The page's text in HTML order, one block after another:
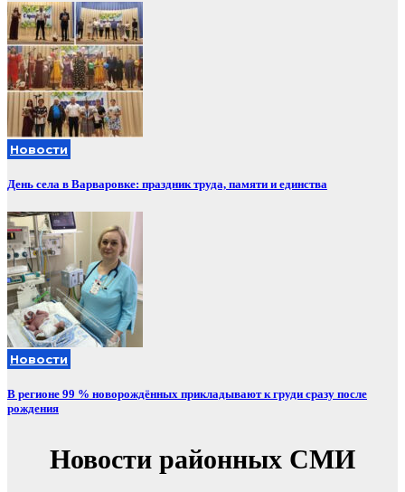
Новости
День села в Варваровке: праздник труда, памяти и единства
Новости
В регионе 99 % новорождённых прикладывают к груди сразу после
рождения